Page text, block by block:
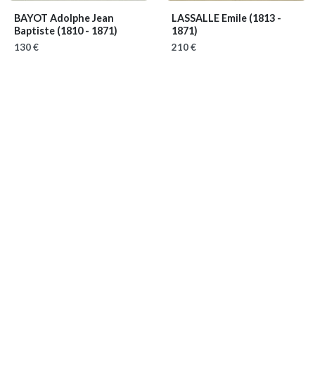
BAYOT Adolphe Jean
Baptiste (1810 - 1871)
130 €
LASSALLE Emile (1813 -
1871)
210 €